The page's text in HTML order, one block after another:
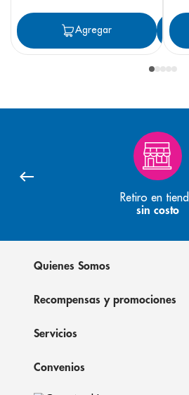
Agregar
Retiro en
sin costo
Quienes Somos
Recompensas y promociones
Servicios
Convenios